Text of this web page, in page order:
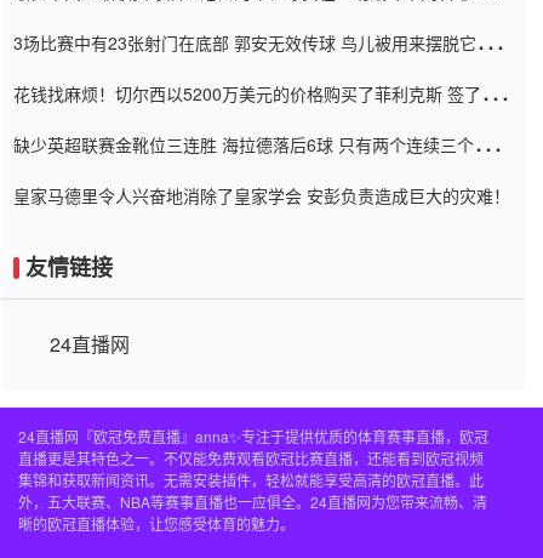
3场比赛中有23张射门在底部 郭安无效传球 鸟儿被用来摆脱它
花钱找麻烦！切尔西以5200万美元的价格购买了菲利克斯 签了7年
缺少英超联赛金靴位三连胜 海拉德落后6球 只有两个连续三个连续
皇家马德里令人兴奋地消除了皇家学会 安彭负责造成巨大的灾难！
友情链接
24直播网
24直播网『欧冠免费直播』anna✨专注于提供优质的体育赛事直播，欧冠
直播更是其特色之一。不仅能免费观看欧冠比赛直播，还能看到欧冠视频
集锦和获取新闻资讯。无需安装插件，轻松就能享受高清的欧冠直播。此
外，五大联赛、NBA等赛事直播也一应俱全。24直播网为您带来流畅、清
晰的欧冠直播体验，让您感受体育的魅力。